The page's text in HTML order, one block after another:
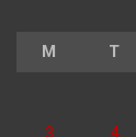
M T
3 4